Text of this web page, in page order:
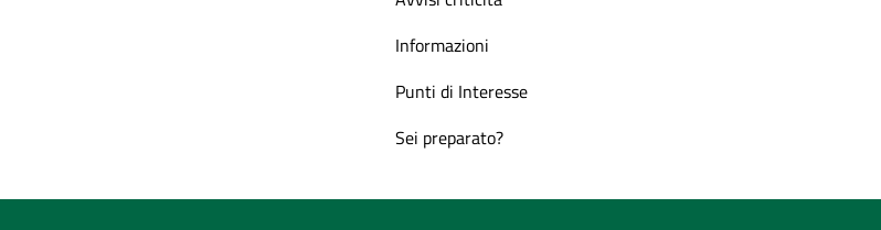
Informazioni
Punti di Interesse
Sei preparato?